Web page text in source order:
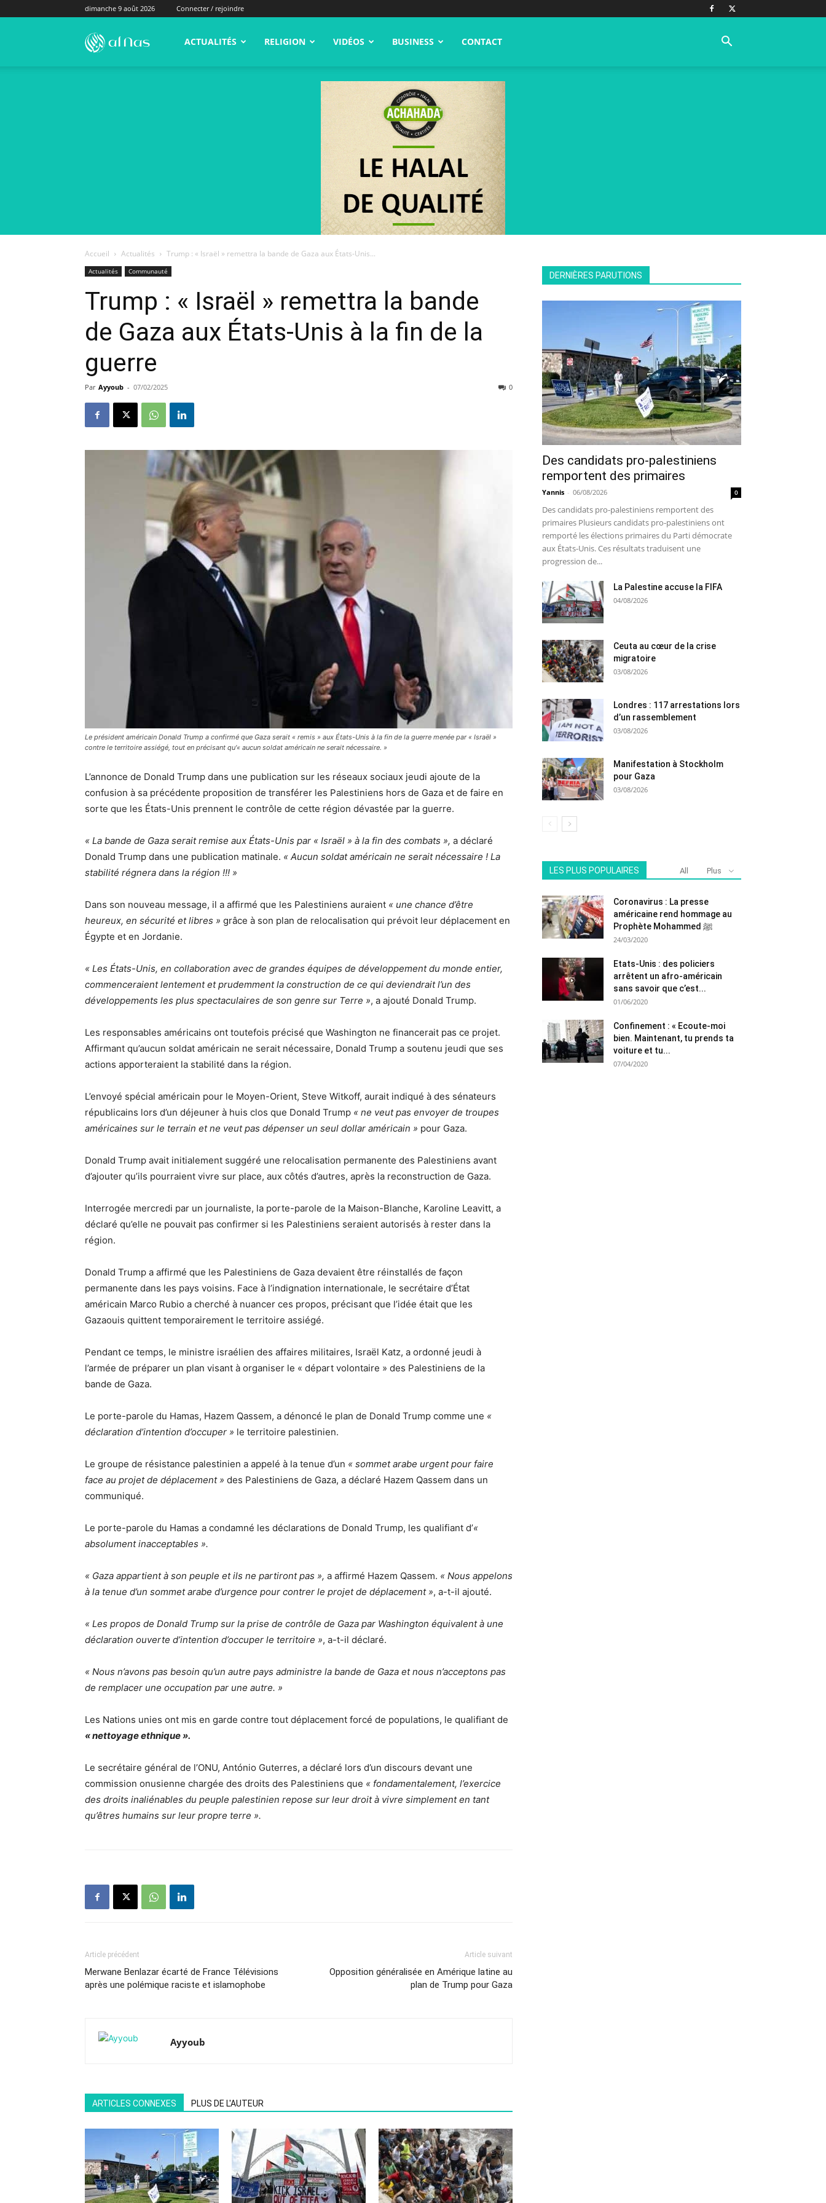
dimanche 9 août 2026 Connecter / rejoindre
alNas.fr ACTUALITÉS RELIGION VIDÉOS BUSINESS CONTACT
Accueil Actualités Trump : « Israël » remettra la bande de Gaza aux États-Unis...
Actualités Communauté
Trump : « Israël » remettra la bande
de Gaza aux États-Unis à la fin de la
guerre
Par Ayyoub - 07/02/2025 0
Le président américain Donald Trump a confirmé que Gaza serait « remis » aux États-Unis à la fin de la guerre menée par « Israël »
contre le territoire assiégé, tout en précisant qu'« aucun soldat américain ne serait nécessaire. »
L’annonce de Donald Trump dans une publication sur les réseaux sociaux jeudi ajoute de la
confusion à sa précédente proposition de transférer les Palestiniens hors de Gaza et de faire en
sorte que les États-Unis prennent le contrôle de cette région dévastée par la guerre.
« La bande de Gaza serait remise aux États-Unis par « Israël » à la fin des combats », a déclaré
Donald Trump dans une publication matinale. « Aucun soldat américain ne serait nécessaire ! La
stabilité régnera dans la région !!! »
Dans son nouveau message, il a affirmé que les Palestiniens auraient « une chance d’être
heureux, en sécurité et libres » grâce à son plan de relocalisation qui prévoit leur déplacement en
Égypte et en Jordanie.
« Les États-Unis, en collaboration avec de grandes équipes de développement du monde entier,
commenceraient lentement et prudemment la construction de ce qui deviendrait l’un des
développements les plus spectaculaires de son genre sur Terre », a ajouté Donald Trump.
Les responsables américains ont toutefois précisé que Washington ne financerait pas ce projet.
Affirmant qu’aucun soldat américain ne serait nécessaire, Donald Trump a soutenu jeudi que ses
actions apporteraient la stabilité dans la région.
L’envoyé spécial américain pour le Moyen-Orient, Steve Witkoff, aurait indiqué à des sénateurs
républicains lors d’un déjeuner à huis clos que Donald Trump « ne veut pas envoyer de troupes
américaines sur le terrain et ne veut pas dépenser un seul dollar américain » pour Gaza.
Donald Trump avait initialement suggéré une relocalisation permanente des Palestiniens avant
d’ajouter qu’ils pourraient vivre sur place, aux côtés d’autres, après la reconstruction de Gaza.
Interrogée mercredi par un journaliste, la porte-parole de la Maison-Blanche, Karoline Leavitt, a
déclaré qu’elle ne pouvait pas confirmer si les Palestiniens seraient autorisés à rester dans la
région.
Donald Trump a affirmé que les Palestiniens de Gaza devaient être réinstallés de façon
permanente dans les pays voisins. Face à l’indignation internationale, le secrétaire d’État
américain Marco Rubio a cherché à nuancer ces propos, précisant que l’idée était que les
Gazaouis quittent temporairement le territoire assiégé.
Pendant ce temps, le ministre israélien des affaires militaires, Israël Katz, a ordonné jeudi à
l’armée de préparer un plan visant à organiser le « départ volontaire » des Palestiniens de la
bande de Gaza.
Le porte-parole du Hamas, Hazem Qassem, a dénoncé le plan de Donald Trump comme une «
déclaration d’intention d’occuper » le territoire palestinien.
Le groupe de résistance palestinien a appelé à la tenue d’un « sommet arabe urgent pour faire
face au projet de déplacement » des Palestiniens de Gaza, a déclaré Hazem Qassem dans un
communiqué.
Le porte-parole du Hamas a condamné les déclarations de Donald Trump, les qualifiant d’«
absolument inacceptables ».
« Gaza appartient à son peuple et ils ne partiront pas », a affirmé Hazem Qassem. « Nous appelons
à la tenue d’un sommet arabe d’urgence pour contrer le projet de déplacement », a-t-il ajouté.
« Les propos de Donald Trump sur la prise de contrôle de Gaza par Washington équivalent à une
déclaration ouverte d’intention d’occuper le territoire », a-t-il déclaré.
« Nous n’avons pas besoin qu’un autre pays administre la bande de Gaza et nous n’acceptons pas
de remplacer une occupation par une autre. »
Les Nations unies ont mis en garde contre tout déplacement forcé de populations, le qualifiant de
« nettoyage ethnique ».
Le secrétaire général de l’ONU, António Guterres, a déclaré lors d’un discours devant une
commission onusienne chargée des droits des Palestiniens que « fondamentalement, l’exercice
des droits inaliénables du peuple palestinien repose sur leur droit à vivre simplement en tant
qu’êtres humains sur leur propre terre ».
Article précédent
Merwane Benlazar écarté de France Télévisions
après une polémique raciste et islamophobe
Article suivant
Opposition généralisée en Amérique latine au
plan de Trump pour Gaza
Ayyoub
ARTICLES CONNEXES PLUS DE L'AUTEUR
DERNIÈRES PARUTIONS
Des candidats pro-palestiniens
remportent des primaires
Yannis - 06/08/2026 0
Des candidats pro-palestiniens remportent des
primaires Plusieurs candidats pro-palestiniens ont
remporté les élections primaires du Parti démocrate
aux États-Unis. Ces résultats traduisent une
progression de...
La Palestine accuse la FIFA
04/08/2026
Ceuta au cœur de la crise
migratoire
03/08/2026
Londres : 117 arrestations lors
d’un rassemblement
03/08/2026
Manifestation à Stockholm
pour Gaza
03/08/2026
LES PLUS POPULAIRES All Plus
Coronavirus : La presse
américaine rend hommage au
Prophète Mohammed ﷺ
24/03/2020
Etats-Unis : des policiers
arrêtent un afro-américain
sans savoir que c’est...
01/06/2020
Confinement : « Ecoute-moi
bien. Maintenant, tu prends ta
voiture et tu...
07/04/2020